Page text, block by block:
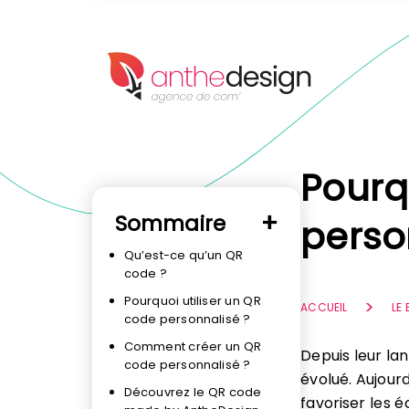
Sommaire
Qu’est-ce qu’un QR
code ?
Pourquoi utiliser un QR
code personnalisé ?
Comment créer un QR
code personnalisé ?
Découvrez le QR code
ACCUEIL LE
Depuis leur
évolué.
favoriser les